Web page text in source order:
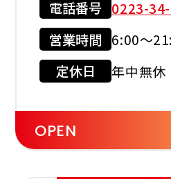
店舗サービス
セルフ
電話番号 0223-
営業時間 6:00～
定休日
年中無休
OPEN